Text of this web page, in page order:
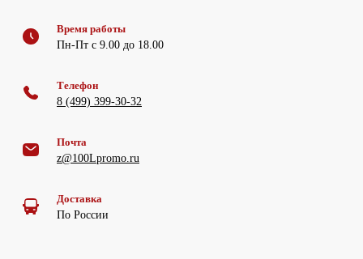
Время работы
Пн-Пт с 9.00 до 18.00
Телефон
8 (499) 399-30-32
Почта
z@100Lpromo.ru
Доставка
По России